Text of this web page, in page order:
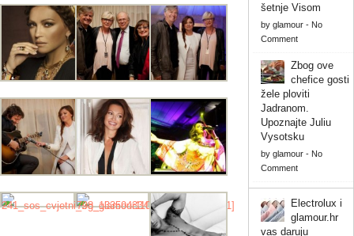
šetnje Visom
by glamour- No
Comment
Zbog ove
chefice gosti
žele ploviti
Jadranom.
Upoznajte Juliu
Vysotsku
by glamour- No
Comment
Electrolux i
glamour.hr
vas daruju